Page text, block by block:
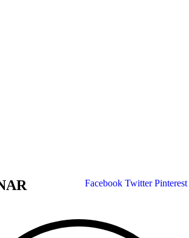
Facebook Twitter Pinterest